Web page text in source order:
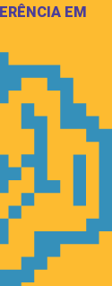
EM